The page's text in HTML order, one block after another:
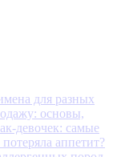
для разных
основы,
девочек: самые
аппетит?